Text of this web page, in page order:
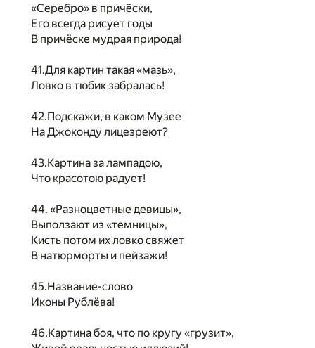
«Серебро» в причёски,
Его всегда рисует годы
В причёске мудрая природа!
41.Для картин такая «мазь»,
Ловко в тюбик забралась!
42.Подскажи, в каком Музее
На Джоконду лицезреют?
43.Картина за лампадою,
Что красотою радует!
44. «Разноцветные девицы»,
Выползают из «темницы»,
Кисть потом их ловко свяжет
В натюрморты и пейзажи!
45.Название-слово
Иконы Рублёва!
46.Картина боя, что по кругу «грузит»,